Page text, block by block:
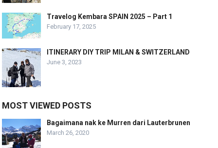
Travelog Kembara SPAIN 2025 – Part 1
February 17, 2025
ITINERARY DIY TRIP MILAN & SWITZERLAND
June 3, 2023
MOST VIEWED POSTS
Bagaimana nak ke Murren dari Lauterbrunen
March 26, 2020